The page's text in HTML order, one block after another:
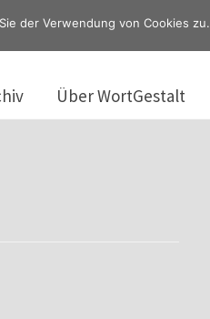
Über WortGestalt
der Verwendung von Cookies zu.